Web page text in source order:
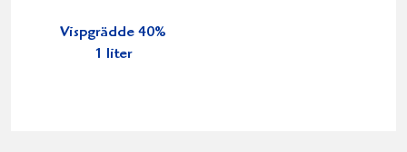
Vispgrädde 40%
1 liter